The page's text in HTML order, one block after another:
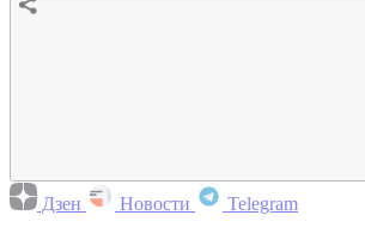
Дзен Новости Telegram